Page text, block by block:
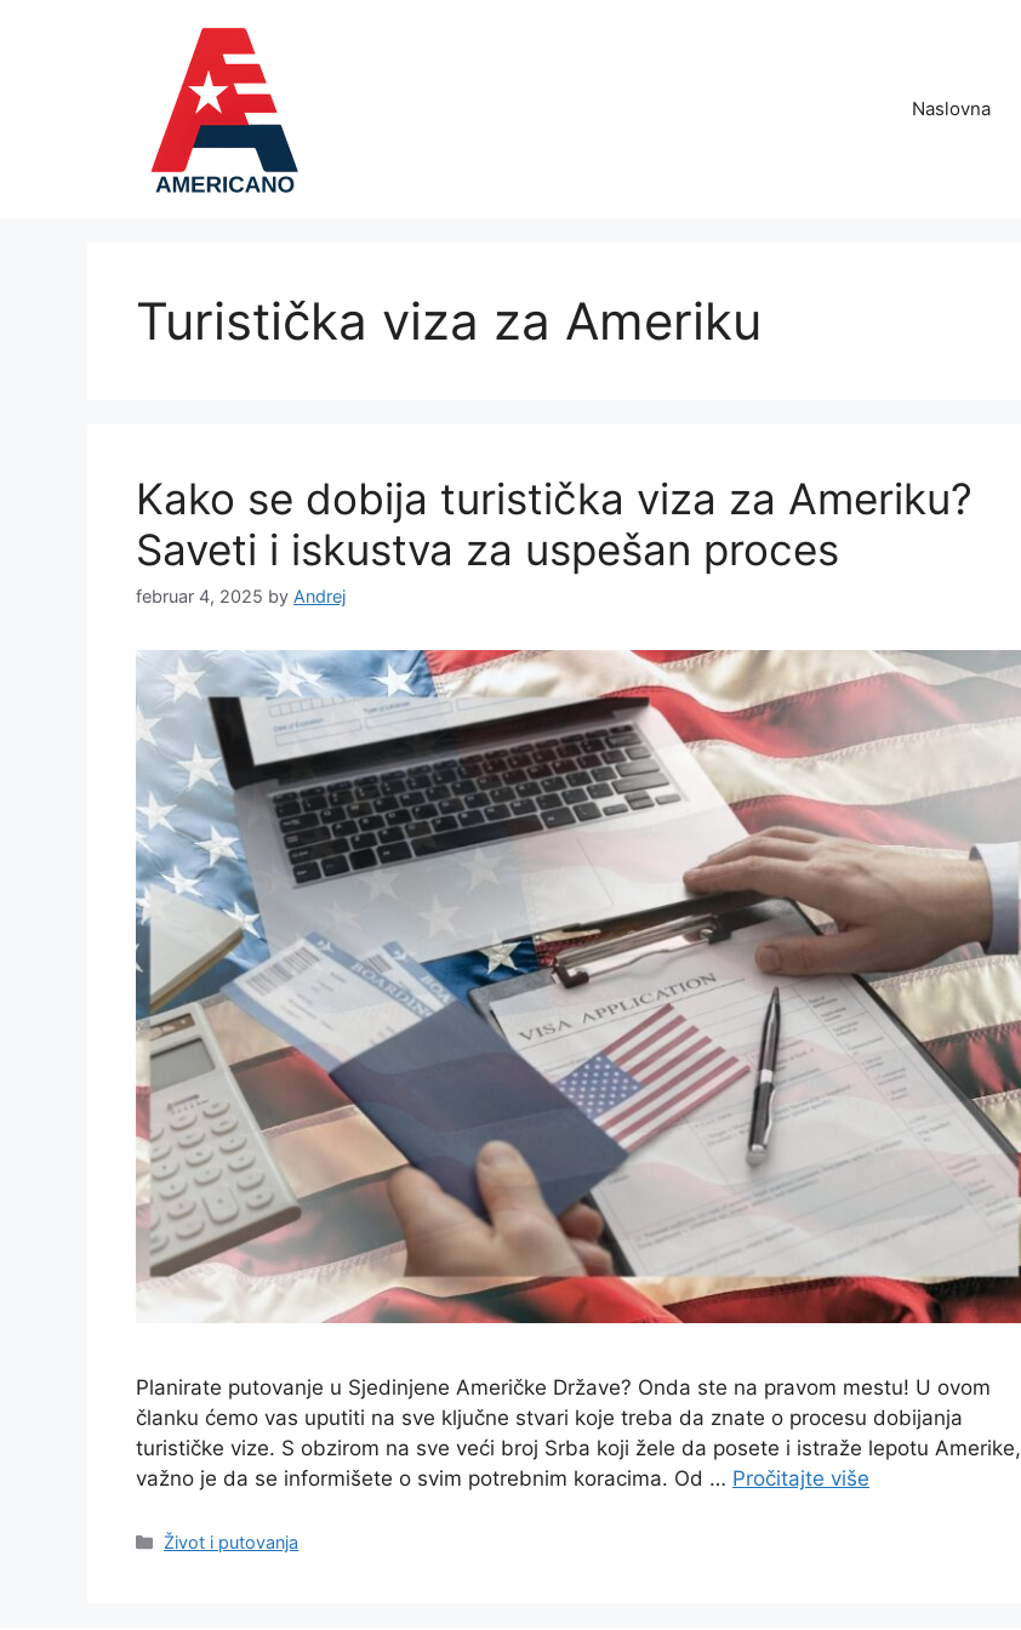
Naslovna
Turistička viza za Ameriku
Kako se dobija turistička viza za Ameriku?
Saveti i iskustva za uspešan proces
februar 4, 2025 by Andrej
Planirate putovanje u Sjedinjene Američke Države? Onda ste na pravom mestu! U ovom
članku ćemo vas uputiti na sve ključne stvari koje treba da znate o procesu dobijanja
turističke vize. S obzirom na sve veći broj Srba koji žele da posete i istraže lepotu Amerike,
važno je da se informišete o svim potrebnim koracima. Od … Pročitajte više
Categories
Život i putovanja